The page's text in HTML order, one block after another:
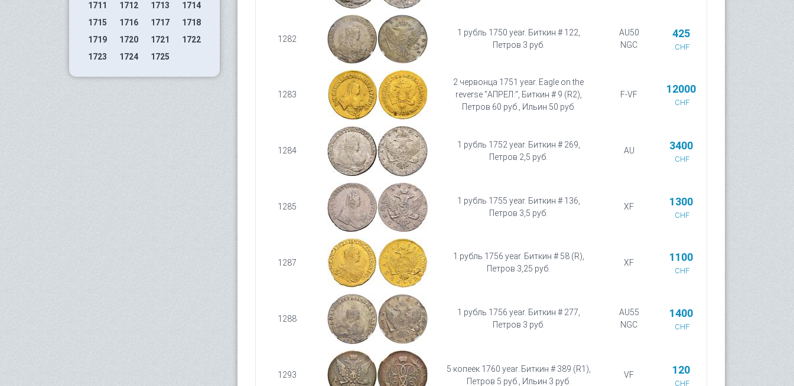
1711
1712 1713
1714
1715
1716 1717
1718
1719
1720 1721
1722
1723
1724 1725
1282
1 рубль 1750 year. Биткин # 122,
Петров 3 руб.
AU50
NGC
425
CHF
1283
2 червонца 1751 year. Eagle on the
reverse "АПРЕЛ:", Биткин # 9 (R2),
Петров 60 руб., Ильин 50 руб.
F-VF 12000
CHF
1284
1 рубль 1752 year. Биткин # 269,
Петров 2,5 руб.
AU 3400
CHF
1285
1 рубль 1755 year. Биткин # 136,
Петров 3,5 руб.
XF 1300
CHF
1287
1 рубль 1756 year. Биткин # 58 (R),
Петров 3,25 руб.
XF 1100
CHF
1288
1 рубль 1756 year. Биткин # 277,
Петров 3 руб.
AU55
NGC
1400
CHF
1293
5 копеек 1760 year. Биткин # 389 (R1),
Петров 5 руб., Ильин 3 руб.
VF 120
CHF